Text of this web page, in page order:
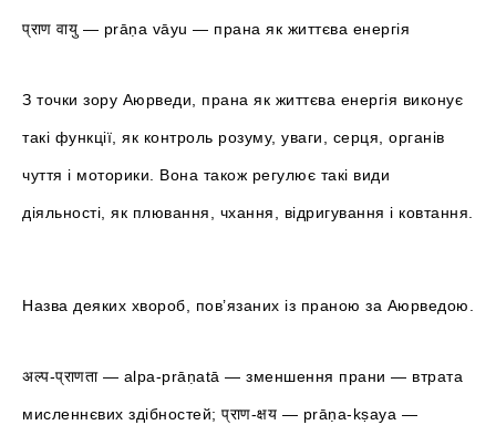
प्राण वायु — prāṇa vāyu — прана як життєва енергія
З точки зору Аюрведи, прана як життєва енергія виконує
такі функції, як контроль розуму, уваги, серця, органів
чуття і моторики. Вона також регулює такі види
діяльності, як плювання, чхання, відригування і ковтання.
Назва деяких хвороб, пов’язаних із праною за Аюрведою.
अल्प-प्राणता — alpa-prāṇatā — зменшення прани — втрата
мисленнєвих здібностей; प्राण-क्षय — prāṇa-kṣaya —